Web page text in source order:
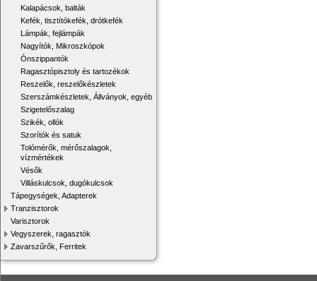
Kalapácsok, balták
Kefék, tisztítókefék, drótkefék
Lámpák, fejlámpák
Nagyítók, Mikroszkópok
Ónszippantók
Ragasztópisztoly és tartozékok
Reszelők, reszelőkészletek
Szerszámkészletek, Állványok, egyéb
Szigetelőszalag
Szikék, ollók
Szorítók és satuk
Tolómérők, mérőszalagok,
vízmértékek
Vésők
Villáskulcsok, dugókulcsok
Tápegységek, Adapterek
Tranzisztorok
Varisztorok
Vegyszerek, ragasztók
Zavarszűrők, Ferritek